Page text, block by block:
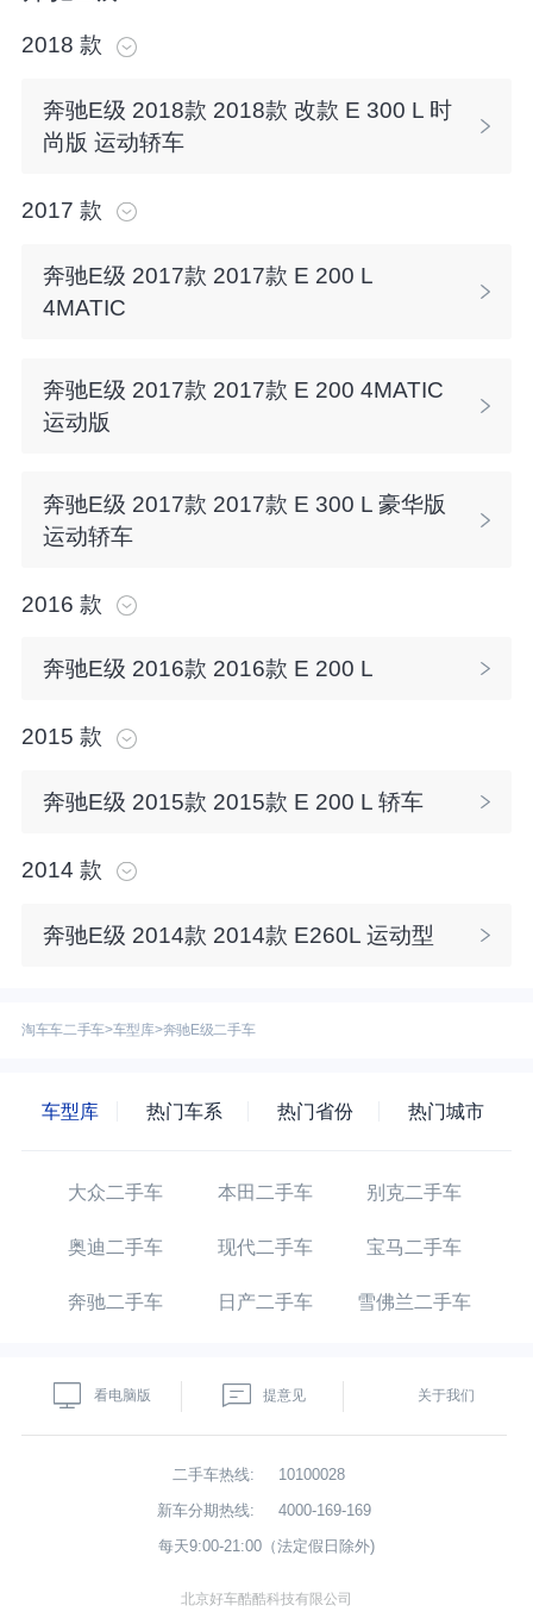
2018 款
奔驰E级 2018款 2018款 改款 E 300 L 时
尚版 运动轿车
2017 款
奔驰E级 2017款 2017款 E 200 L
4MATIC
奔驰E级 2017款 2017款 E 200 4MATIC
运动版
奔驰E级 2017款 2017款 E 300 L 豪华版
运动轿车
2016 款
奔驰E级 2016款 2016款 E 200 L
2015 款
奔驰E级 2015款 2015款 E 200 L 轿车
2014 款
奔驰E级 2014款 2014款 E260L 运动型
淘车车二手车>车型库>奔驰E级二手车
车型库 热门车系 热门省份 热门城市
大众二手车 本田二手车 别克二手车
奥迪二手车 现代二手车 宝马二手车
奔驰二手车 日产二手车 雪佛兰二手车
看电脑版 提意见 关于我们
二手车热线:
10100028
新车分期热线:
4000-169-169
每天9:00-21:00（法定假日除外)
北京好车酷酷科技有限公司